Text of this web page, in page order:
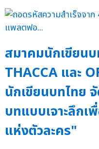
สมาคมนักเขียน
THACCA และ
นักเขียนบทไทย
บทแบบเจาะลึก
แห่งตัวละคร"